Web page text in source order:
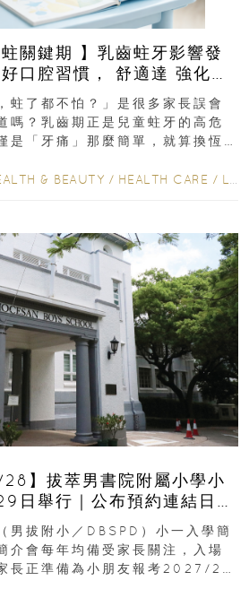
蛀關鍵期 】乳齒蛀牙影響發
， 舒適達 強化琺
指南
蛀了都不怕？」是很多家長誤會
嗎？乳齒期正是兒童蛀牙的高危
是「牙痛」那麼簡單，就算換恆
& BEAUTY / HEALTH CARE / LIFESTYLE
】拔萃男書院附屬小學小
日舉行｜公布預約連結日期
男拔附小／DBSPD）小一入學簡
介會每年均備受家長關注，入場
長正準備為小朋友報考2027/28